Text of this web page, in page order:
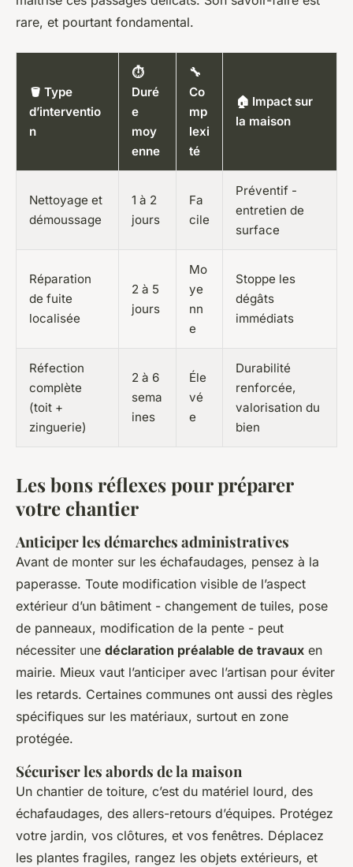
rare, et pourtant fondamental.
🪣 Type
d’interventio
n
⏱️
Duré
e
moy
enne
🔧
Co
mp
lexi
té
🏠 Impact sur
la maison
Nettoyage et
démoussage
1 à 2
jours
Fa
cile
Préventif -
entretien de
surface
Réparation
de fuite
localisée
2 à 5
jours
Mo
ye
nn
e
Stoppe les
dégâts
immédiats
Réfection
complète
(toit +
zinguerie)
2 à 6
sema
ines
Éle
vé
e
Durabilité
renforcée,
valorisation du
bien
Les bons réflexes pour préparer
votre chantier
Anticiper les démarches administratives
Avant de monter sur les échafaudages, pensez à la
paperasse. Toute modification visible de l’aspect
extérieur d’un bâtiment - changement de tuiles, pose
de panneaux, modification de la pente - peut
nécessiter une déclaration préalable de travaux en
mairie. Mieux vaut l’anticiper avec l’artisan pour éviter
les retards. Certaines communes ont aussi des règles
spécifiques sur les matériaux, surtout en zone
protégée.
Sécuriser les abords de la maison
Un chantier de toiture, c’est du matériel lourd, des
échafaudages, des allers-retours d’équipes. Protégez
votre jardin, vos clôtures, et vos fenêtres. Déplacez
les plantes fragiles, rangez les objets extérieurs, et